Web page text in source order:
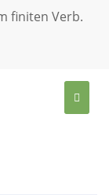
finiten Verb.